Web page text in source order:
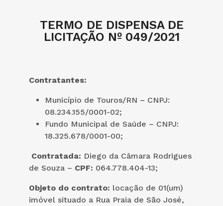
TERMO DE DISPENSA DE
LICITAÇÃO Nº 049/2021
Contratantes:
Município de Touros/RN – CNPJ:
08.234.155/0001-02;
Fundo Municipal de Saúde – CNPJ:
18.325.678/0001-00;
Contratada: Diego da Câmara Rodrigues
de Souza – CPF: 064.778.404-13;
Objeto do contrato: locação de 01(um)
imóvel situado a Rua Praia de São José,